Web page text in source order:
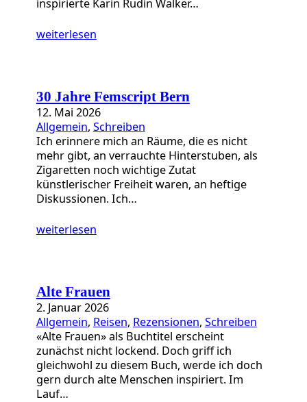
inspirierte Karin Rudin Walker…
weiterlesen
30 Jahre Femscript Bern
12. Mai 2026
Allgemein, Schreiben
Ich erinnere mich an Räume, die es nicht
mehr gibt, an verrauchte Hinterstuben, als
Zigaretten noch wichtige Zutat
künstlerischer Freiheit waren, an heftige
Diskussionen. Ich…
weiterlesen
Alte Frauen
2. Januar 2026
Allgemein, Reisen, Rezensionen, Schreiben
«Alte Frauen» als Buchtitel erscheint
zunächst nicht lockend. Doch griff ich
gleichwohl zu diesem Buch, werde ich doch
gern durch alte Menschen inspiriert. Im
Lauf…